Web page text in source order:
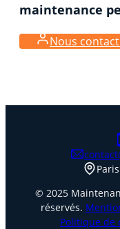
maintenance
Nous
© 2025
réservés.
Politique de